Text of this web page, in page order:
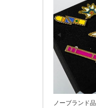
ノーブランド品